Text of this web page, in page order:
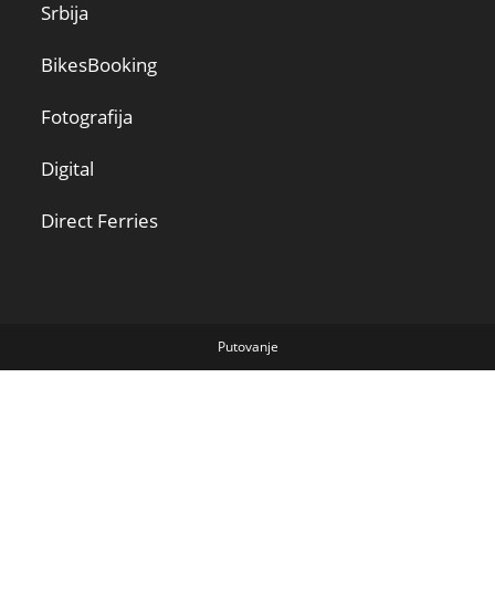
Srbija
BikesBooking
Fotografija
Digital
Direct Ferries
Putovanje